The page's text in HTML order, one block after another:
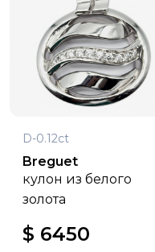
D-0.12ct
Breguet
кулон из белого
золота
$ 6450